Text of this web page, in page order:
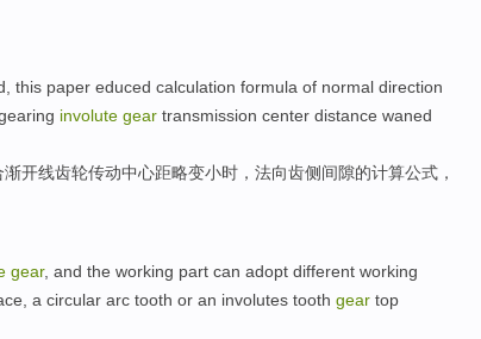
, this paper educed calculation formula of normal direction
involute gear transmission center distance waned
渐开线齿轮传动中心距略变小时，法向齿侧 间隙的计算公式 ，
gear, and the working part can adopt different working
, a circular arc tooth or an involutes tooth gear top